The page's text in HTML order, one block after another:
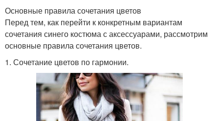
Основные правила сочетания цветов
Перед тем, как перейти к конкретным вариантам
сочетания синего костюма с аксессуарами, рассмотрим
основные правила сочетания цветов.
1. Сочетание цветов по гармонии.